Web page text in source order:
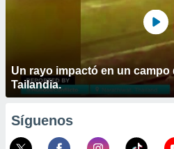
Un rayo impactó en un
Tailandia.
Síguenos